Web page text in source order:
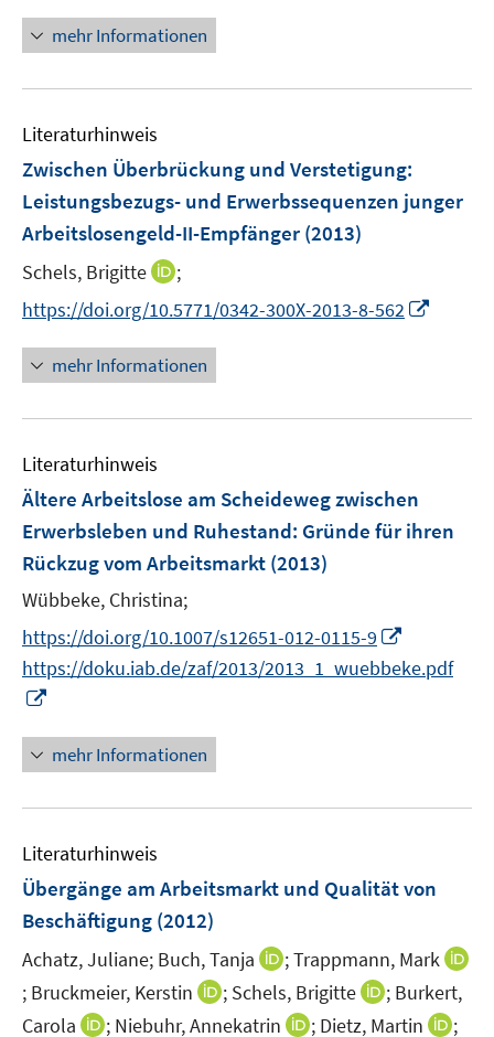
n
e
F
e
n
s
t
e
r
ö
f
n
F
e
n
s
r
n
mehr Informationen
Literaturhinweis
Zwischen Überbrückung und Verstetigung:
Leistungsbezugs- und Erwerbssequenzen junger
Arbeitslosengeld-II-Empfänger (2013)
Schels, Brigitte
I
n
e
u
n
s
t
r
ö
f
e
n
;
https://doi.org/10.5771/0342-300X-2013-8-562
u
n
ö
n
mehr Informationen
Literaturhinweis
Ältere Arbeitslose am Scheideweg zwischen
Erwerbsleben und Ruhestand: Gründe für ihren
Rückzug vom Arbeitsmarkt (2013)
Wübbeke, Christina;
https://doi.org/10.1007/s12651-012-0115-9
n
s
e
ö
f
https://doku.iab.de/zaf/2013/2013_1_wuebbeke.pdf
n
e
u
m
F
n
s
t
mehr Informationen
Literaturhinweis
Übergänge am Arbeitsmarkt und Qualität von
Beschäftigung (2012)
Achatz, Juliane; Buch, Tanja
I
n
n
;Trappmann, Mark
I
n
; Bruckmeier, Kerstin
I
n
; Schels, Brigitte
I
n
; Burkert,
Carola
I; Niebuhr, Annekatrin I; Dietz, Martin I;